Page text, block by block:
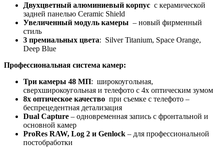
Двухцветный алюминиевый корпус с керамической
задней панелью Ceramic Shield
Увеличенный модуль камеры – новый фирменный
стиль
3 премиальных цвета: Silver Titanium, Space Orange,
Deep Blue
Профессиональная система камер:
Три камеры 48 МП: широкоугольная,
сверхширокоугольная и телефото с 4x оптическим зумом
8x оптическое качество при съемке с телефото –
беспрецедентная детализация
Dual Capture – одновременная запись с фронтальной и
основной камер
ProRes RAW, Log 2 и Genlock – для профессиональной
постобработки